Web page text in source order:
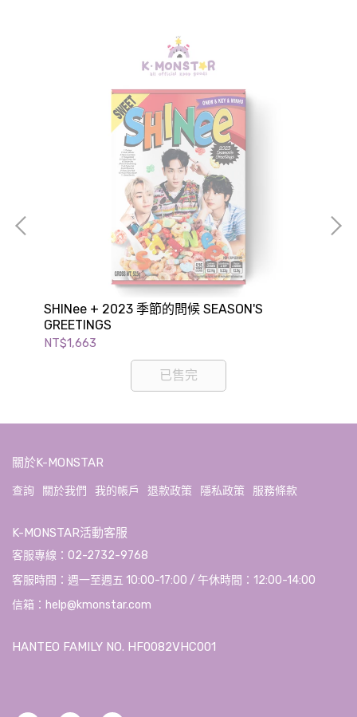
SHINee + 2023 季節的問候 SEASON'S
GREETINGS
NT$1,663
已售完
關於K-MONSTAR
查詢 關於我們 我的帳戶 退款政策 隱私政策 服務條款
K-MONSTAR活動客服
客服專線：02-2732-9768
客服時間：週一至週五 10:00-17:00 / 午休時間：12:00-14:00
信箱：help@kmonstar.com
HANTEO FAMILY NO. HF0082VHC001